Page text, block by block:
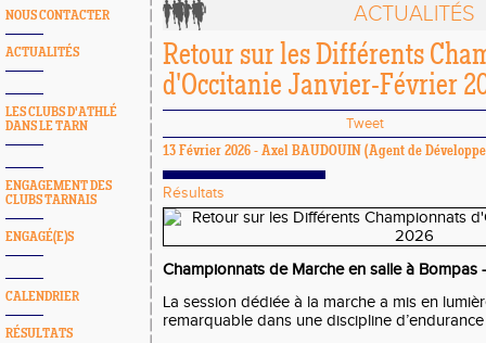
NOUS CONTACTER
ACTUALITÉS
LES CLUBS D'ATHLÉ
DANS LE TARN
ENGAGEMENT DES
CLUBS TARNAIS
ENGAGÉ(E)S
CALENDRIER
RÉSULTATS
ACTUALITÉS
Retour sur les Différents
d'Occitanie Janvier-Février
Tweet
13 Février 2026 - Axel BAUDOUIN (Agent de
Résultats
Championnats de Marche en salle à Bompas
La session dédiée à la marche a mis en
remarquable dans une discipline